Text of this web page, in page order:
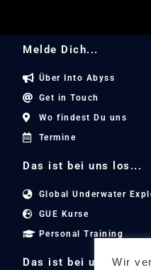
Melde Dich...
Über Into Abyss
Get in Touch
Wo findest Du uns
Termine
Das ist bei uns los...
Global Underwater
GUE Kurse
Personal Training
Das ist bei uns los...
Wir